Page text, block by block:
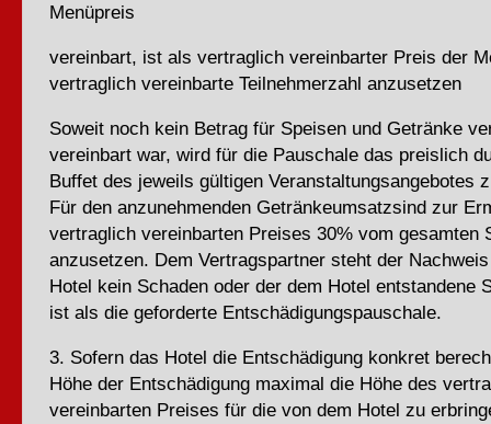
Menüpreis
vereinbart, ist als vertraglich vereinbarter Preis der
vertraglich vereinbarte Teilnehmerzahl anzusetzen
Soweit noch kein Betrag für Speisen und Getränke
vereinbart war, wird für die Pauschale das preislich
Buffet des jeweils gültigen Veranstaltungsangebotes
Für den anzunehmenden Getränkeumsatzsind zur
vertraglich vereinbarten Preises 30% vom gesamten
anzusetzen. Dem Vertragspartner steht der
Hotel kein Schaden oder der dem Hotel entstandene
ist als die geforderte Entschädigungspauschale.
3. Sofern das Hotel die Entschädigung konkret
Höhe der Entschädigung maximal die Höhe des
vereinbarten Preises für die von dem Hotel zu